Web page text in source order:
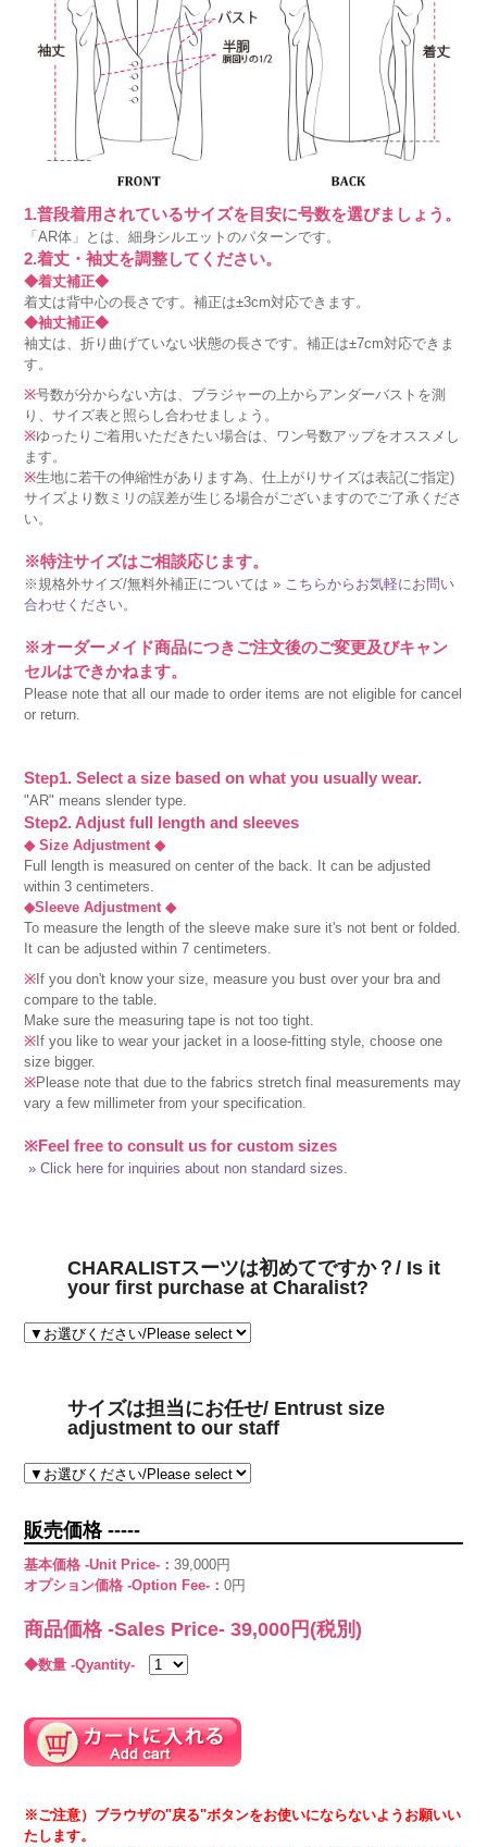
1.普段着用されているサイズを目安に号数を選びましょう。
「AR体」とは、細身シルエットのパターンです。
2.着丈・袖丈を調整してください。
◆着丈補正◆
着丈は背中心の長さです。補正は±3cm対応できます。
◆袖丈補正◆
袖丈は、折り曲げていない状態の長さです。補正は±7cm対応できま
す。
※号数が分からない方は、ブラジャーの上からアンダーバストを測
り、サイズ表と照らし合わせましょう。
※ゆったりご着用いただきたい場合は、ワン号数アップをオススメし
ます。
※生地に若干の伸縮性があります為、仕上がりサイズは表記(ご指定)
サイズより数ミリの誤差が生じる場合がございますのでご了承くださ
い。
※特注サイズはご相談応じます。
※規格外サイズ/無料外補正については » こちらからお気軽にお問い
合わせください。
※オーダーメイド商品につきご注文後のご変更及びキャン
セルはできかねます。
Please note that all our made to order items are not eligible for cancel
or return.
Step1. Select a size based on what you usually wear.
"AR" means slender type.
Step2. Adjust full length and sleeves
◆ Size Adjustment ◆
Full length is measured on center of the back. It can be adjusted
within 3 centimeters.
◆Sleeve Adjustment ◆
To measure the length of the sleeve make sure it's not bent or folded.
It can be adjusted within 7 centimeters.
※ If you don't know your size, measure you bust over your bra and
compare to the table.
Make sure the measuring tape is not too tight.
※ If you like to wear your jacket in a loose-fitting style, choose one
size bigger.
※Please note that due to the fabrics stretch final measurements may
vary a few millimeter from your specification.
※Feel free to consult us for custom sizes
» Click here for inquiries about non standard sizes.
CHARALISTスーツは初めてですか？/ Is it
your first purchase at Charalist?
サイズは担当にお任せ/ Entrust size
adjustment to our staff
販売価格 -----
基本価格 -Unit Price-：39,000円
オプション価格 -Option Fee-：0円
商品価格 -Sales Price-39,000 円(税別)
◆数量 -Qyantity-
※ご注意）ブラウザの"戻る"ボタンをお使いにならないようお願いい
たします。